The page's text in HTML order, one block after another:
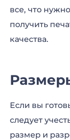
все, что
получить
качества.
Если вы
следует
размер и